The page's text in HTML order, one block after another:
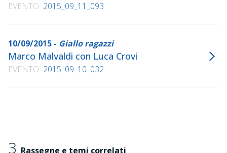
EVENTO 2015_09_11_093
10/09/2015 - Giallo ragazzi
Marco Malvaldi con Luca Crovi
EVENTO 2015_09_10_032
3 Rassegne e temi correlati